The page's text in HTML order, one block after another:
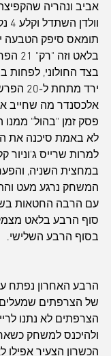
תומאס סיפק הטבעה
בלאט
בצד החולוני, לפחות
ירד
אלכסנדר מה שחייב
פסק זמן "בהול" ממנו
לא באמת סיכנה את
למרות שרייס ג'וניור
המשחק נרגע מעט
עם הרבה החטאות
בסוף הרבע השלישי.
הרבע האחרון נפתח
הצרפתים לא נתנו
ולהיכנס למשחק
הכשרון הצעיר אפילו